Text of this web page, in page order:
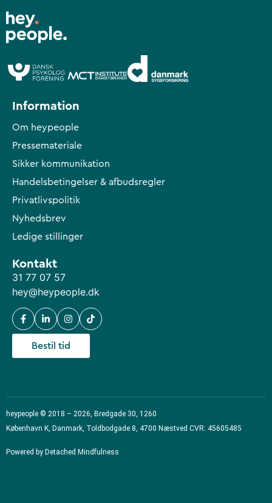
Information
Om heypeople
Pressemateriale
Sikker kommunikation
Handelsbetingelser & afbudsregler
Privatlivspolitik
Nyhedsbrev
Ledige stillinger
Kontakt
31 77 07 57
hey@heypeople.dk
Bestil tid
heypeople © 2018 – 2026, Bredgade 30, 1260
København K, Danmark, Toldbodgade 8, 4700 Næstved CVR: 45605485
Powered by Detached Mindfulness